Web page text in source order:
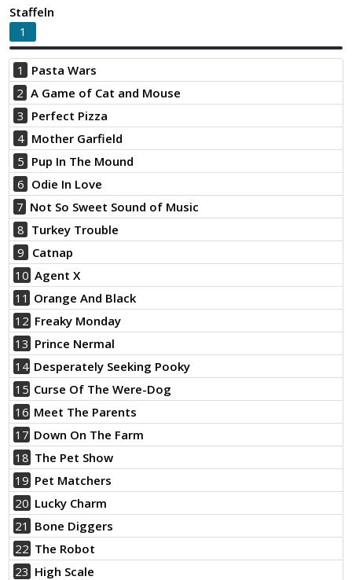
Staffeln
1
1
Pasta Wars
2 A Game of Cat and Mouse
3 Perfect Pizza
4 Mother Garfield
5 Pup In The Mound
6 Odie In Love
7 Not So Sweet Sound of Music
8 Turkey Trouble
9 Catnap
10 Agent X
11 Orange And Black
12 Freaky Monday
13 Prince Nermal
14 Desperately Seeking Pooky
15 Curse Of The Were-Dog
16 Meet The Parents
17 Down On The Farm
18 The Pet Show
19 Pet Matchers
20 Lucky Charm
21 Bone Diggers
22 The Robot
23 High Scale